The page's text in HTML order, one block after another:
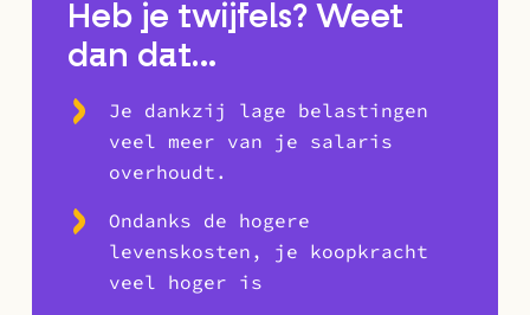
Heb je twijfels? Weet
dan dat…
Je dankzij lage belastingen
veel meer van je salaris
overhoudt.
Ondanks de hogere
levenskosten, je koopkracht
veel hoger is